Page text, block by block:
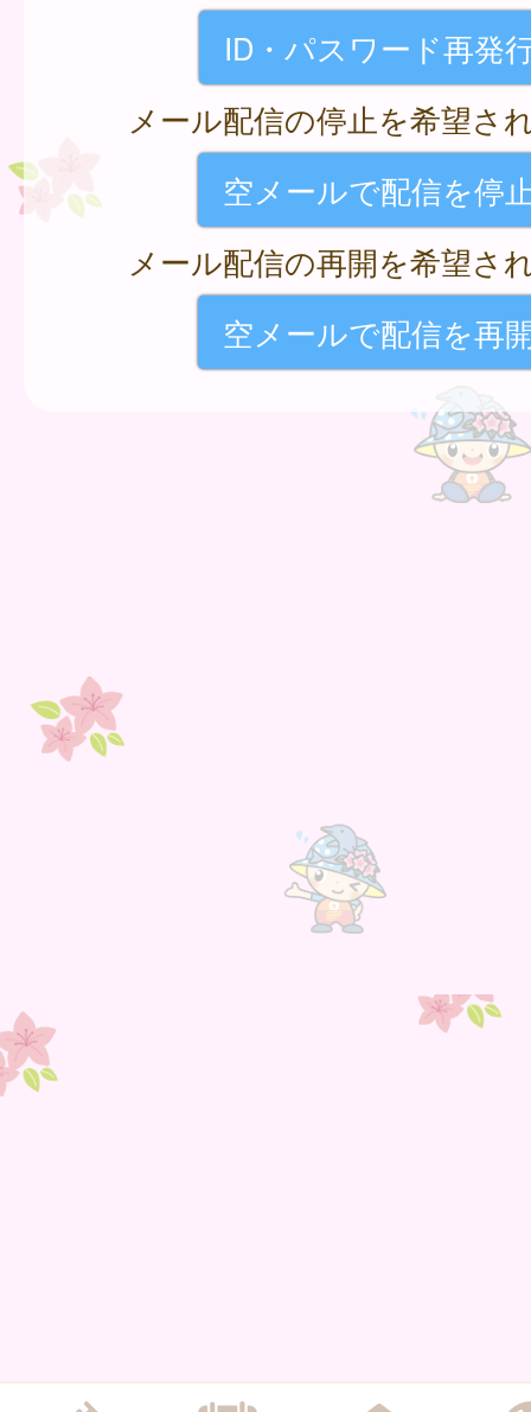
ID・パスワード再発
メール配信の停止を希望さ
空メールで配信を停
メール配信の再開を希望さ
空メールで配信を再